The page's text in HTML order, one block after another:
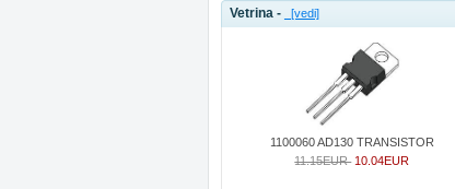
Vetrina - [vedi]
1100060 AD130 TRANSISTOR
11.15EUR 10.04EUR